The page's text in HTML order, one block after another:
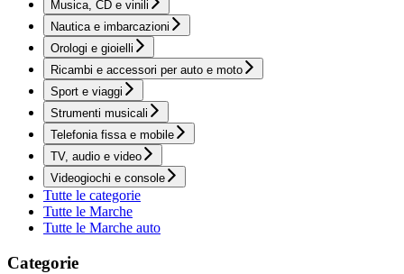
Musica, CD e vinili
Nautica e imbarcazioni
Orologi e gioielli
Ricambi e accessori per auto e moto
Sport e viaggi
Strumenti musicali
Telefonia fissa e mobile
TV, audio e video
Videogiochi e console
Tutte le categorie
Tutte le Marche
Tutte le Marche auto
Categorie